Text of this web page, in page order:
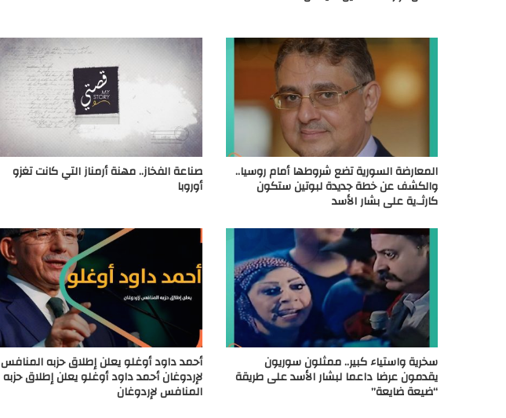
المعارضة السورية تضع شروطها أمام روسيا..
والكشف عن خطة جديدة لبوتين ستكون
كارثـ.ية على بشار الأسد
صناعة الفخاز.. مهنة أرمناز التي كانت تغزو
أوروبا
سخرية واستياء كبير.. ممثلون سوريون
يقدمون عرضا داعما لبشار الأسد على طريقة
“ضيعة ضايعة”
أحمد داود أوغلو يعلن إطلاق حزبه المنافس
لإردوغان أحمد داود أوغلو يعلن إطلاق حزبه
المنافس لإردوغان